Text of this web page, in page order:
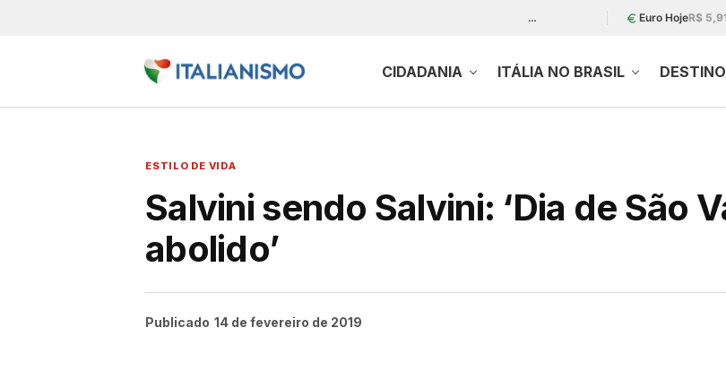
… Euro HojeR$
CIDADANIA ITÁLIA NO BRASIL
ESTILO DE VIDA
Salvini sendo Salvini: ‘Dia de São
abolido’
Publicado 14 de fevereiro de 2019